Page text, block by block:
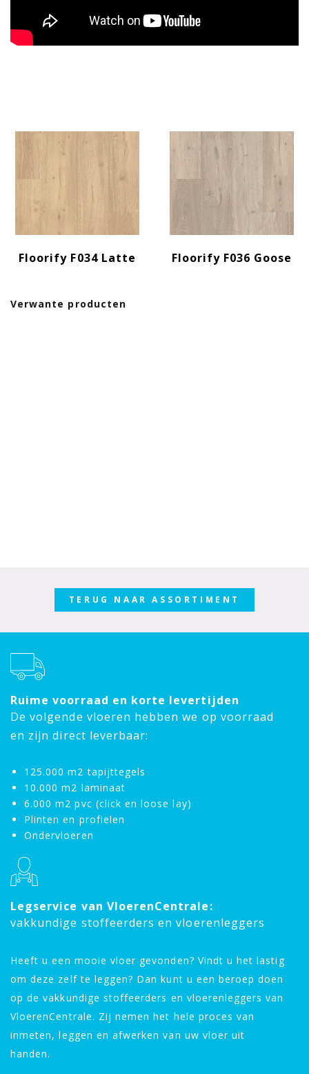
Verwante producten
Floorify F034 Latte Floorify F036 Goose
TERUG NAAR ASSORTIMENT
Ruime voorraad en korte levertijden
De volgende vloeren hebben we op voorraad
en zijn direct leverbaar:
125.000 m2 tapijttegels
10.000 m2 laminaat
6.000 m2 pvc (click en loose lay)
Plinten en profielen
Ondervloeren
Legservice van VloerenCentrale:
vakkundige stoffeerders en vloerenleggers
Heeft u een mooie vloer gevonden? Vindt u het lastig
om deze zelf te leggen? Dan kunt u een beroep doen
op de vakkundige stoffeerders en vloerenleggers van
VloerenCentrale. Zij nemen het hele proces van
inmeten, leggen en afwerken van uw vloer uit
handen.